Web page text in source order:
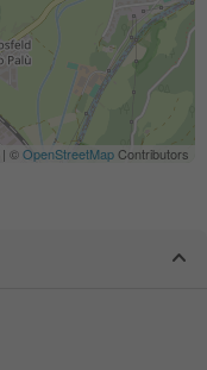
| ©OpenStreetMapContributors